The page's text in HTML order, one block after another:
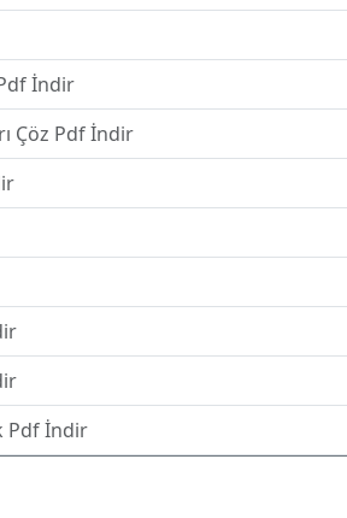
İndir
Çöz Pdf İndir
Pdf İndir